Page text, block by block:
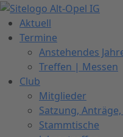
Zum
Inhalt
springen
Aktuell
Termine
Anstehendes
Treffen | Messen
Club
Mitglieder
Satzung,
Stammtische